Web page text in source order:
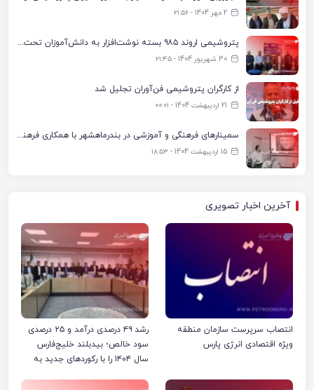
2 مهر 1404 - ۲۱:۵۶
پتروشیمی اروند ۹۸۵ بسته نوشت‌افزار به دانش‌آموزان تحت پوشش کمیته امداد بندرماهشهر اهدا کرد
30 شهریور 1404 - ۲۱:۴۵
از کارگران پتروشیمی فن‌آوران تجلیل شد
21 اردیبهشت 1404 - ۰۰:۰۱
سمینارهای فرهنگی و آموزشی در بندرماهشهر با همکاری فرهنگ‌سرای پتروشیمی مارون
15 اردیبهشت 1404 - ۱۸:۵۳
آخرین اخبار تصویری
انتصاب سرپرست سازمان منطقه
ویژه اقتصادی انرژی پارس
رشد ۴۹ درصدی درآمد و ۲۵ درصدی
سود خالص؛ بیدبلند خلیج‌فارس
سال ۱۴۰۴ را با رکوردهای جدید به